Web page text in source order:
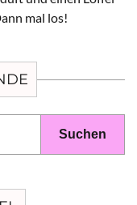
mal los!